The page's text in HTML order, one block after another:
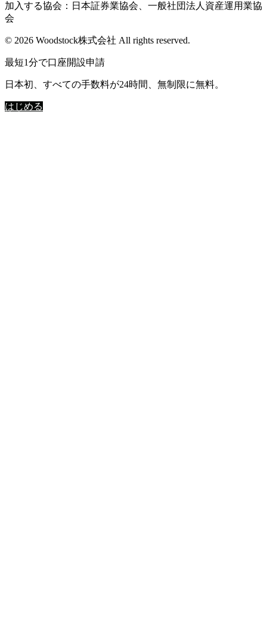
加入する協会：日本証券業協会、一般社団法人資産運用業協
会
© 2026 Woodstock株式会社 All rights reserved.
最短1分で口座開設申請
日本初、すべての手数料が24時間、無制限に無料。
はじめる